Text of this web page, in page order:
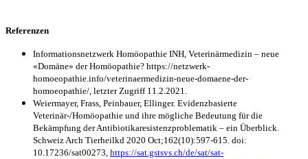
Referenzen
Informationsnetzwerk Homöopathie INH, Veterinärmedizin – neue
«Domäne» der Homöopathie? https://netzwerk-
homoeopathie.info/veterinaermedizin-neue-domaene-der-
homoeopathie/, letzter Zugriff 11.2.2021.
Weiermayer, Frass, Peinbauer, Ellinger. Evidenzbasierte
Veterinär-/Homöopathie und ihre mögliche Bedeutung für die
Bekämpfung der Antibiotikaresistenzproblematik – ein Überblick.
Schweiz Arch Tierheilkd 2020 Oct;162(10):597-615. doi:
10.17236/sat00273, https://sat.gstsvs.ch/de/sat/sat-